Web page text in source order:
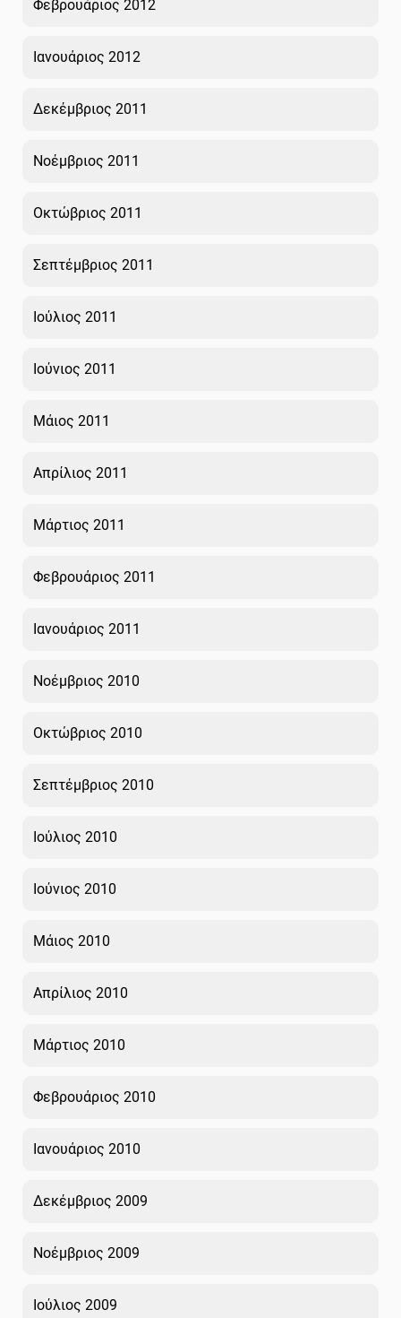
Φεβρουάριος 2012
Ιανουάριος 2012
Δεκέμβριος 2011
Νοέμβριος 2011
Οκτώβριος 2011
Σεπτέμβριος 2011
Ιούλιος 2011
Ιούνιος 2011
Μάιος 2011
Απρίλιος 2011
Μάρτιος 2011
Φεβρουάριος 2011
Ιανουάριος 2011
Νοέμβριος 2010
Οκτώβριος 2010
Σεπτέμβριος 2010
Ιούλιος 2010
Ιούνιος 2010
Μάιος 2010
Απρίλιος 2010
Μάρτιος 2010
Φεβρουάριος 2010
Ιανουάριος 2010
Δεκέμβριος 2009
Νοέμβριος 2009
Ιούλιος 2009